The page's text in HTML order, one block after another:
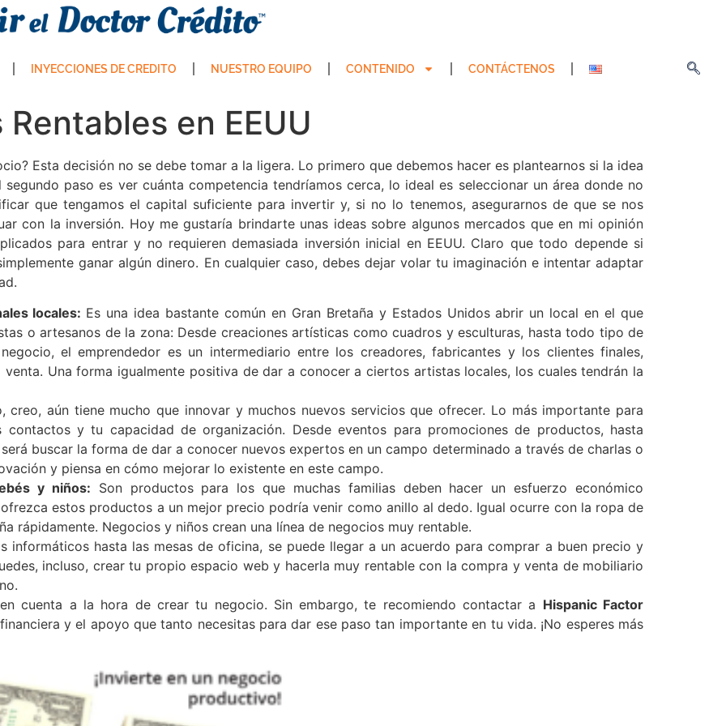
INYECCIONES DE CREDITO NUESTRO EQUIPO CONTENIDO CONTÁCTENOS
en EEUU
Esta decisión no se debe tomar a la ligera. Lo primero que debemos hacer es plantearnos si la idea
paso es ver cuánta competencia tendríamos cerca, lo ideal es seleccionar un área donde no
que tengamos el capital suficiente para invertir y, si no lo tenemos, asegurarnos de que se nos
con la inversión. Hoy me gustaría brindarte unas ideas sobre algunos mercados que en mi opinión
para entrar y no requieren demasiada inversión inicial en EEUU. Claro que todo depende si
ganar algún dinero. En cualquier caso, debes dejar volar tu imaginación e intentar adaptar
locales: Es una idea bastante común en Gran Bretaña y Estados Unidos abrir un local en el que
o artesanos de la zona: Desde creaciones artísticas como cuadros y esculturas, hasta todo tipo de
el emprendedor es un intermediario entre los creadores, fabricantes y los clientes finales,
Una forma igualmente positiva de dar a conocer a ciertos artistas locales, los cuales tendrán la
creo, aún tiene mucho que innovar y muchos nuevos servicios que ofrecer. Lo más importante para
y tu capacidad de organización. Desde eventos para promociones de productos, hasta
buscar la forma de dar a conocer nuevos expertos en un campo determinado a través de charlas o
y piensa en cómo mejorar lo existente en este campo.
y niños: Son productos para los que muchas familias deben hacer un esfuerzo económico
estos productos a un mejor precio podría venir como anillo al dedo. Igual ocurre con la ropa de
rápidamente. Negocios y niños crean una línea de negocios muy rentable.
informáticos hasta las mesas de oficina, se puede llegar a un acuerdo para comprar a buen precio y
incluso, crear tu propio espacio web y hacerla muy rentable con la compra y venta de mobiliario
cuenta a la hora de crear tu negocio. Sin embargo, te recomiendo contactar a Hispanic Factor
y el apoyo que tanto necesitas para dar ese paso tan importante en tu vida. ¡No esperes más